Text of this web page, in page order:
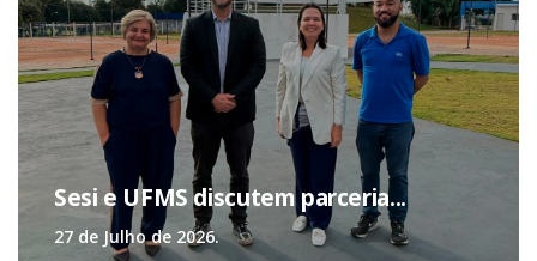
Sesi e UFMS discutem parceria...
27 de Julho de 2026.